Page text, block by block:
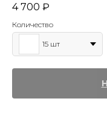
4 700 ₽
Количество
15 шт